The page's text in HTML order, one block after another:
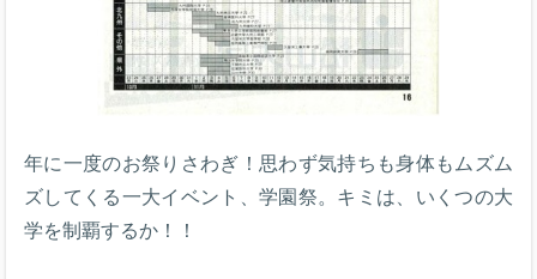
年に一度のお祭りさわぎ！思わず気持ちも身体もムズム
ズしてくる一大イベント、学園祭。キミは、いくつの大
学を制覇するか！！